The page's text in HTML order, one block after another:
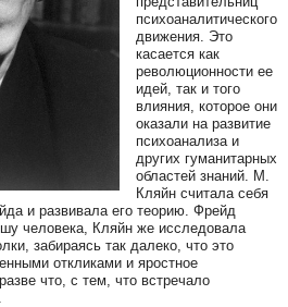
психоаналитического
движения. Это
касается как
революционности ее
идей, так и того
влияния, которое они
оказали на развитие
психоанализа и
других гуманитарных
областей знаний. М.
Кляйн считала себя
и развивала его теорию. Фрейд
человека, Кляйн же исследовала
забираясь так далеко, что это
откликами и яростное
что, с тем, что встречало